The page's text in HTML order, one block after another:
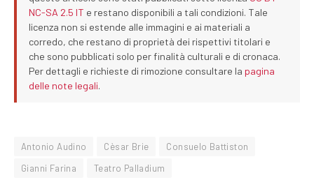
NC-SA 2.5 IT e restano disponibili a tali condizioni. Tale
licenza non si estende alle immagini e ai materiali a
corredo, che restano di proprietà dei rispettivi titolari e
che sono pubblicati solo per finalità culturali e di cronaca.
Per dettagli e richieste di rimozione consultare la pagina
delle note legali.
Antonio Audino Cèsar Brie
Consuelo Battiston
Gianni Farina
Teatro Palladium